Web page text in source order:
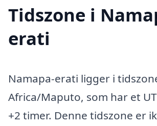
Tidszone i
erati
Namapa-erati ligger i
Africa/Maputo, som har et
+2 timer. Denne tidszone er